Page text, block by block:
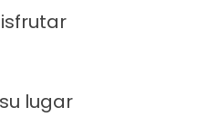
lugar